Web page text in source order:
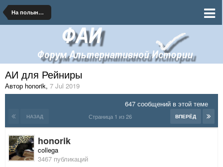
На полынных тропинках далеких планет
АИ для Рейниры
Автор honorik, 7 Jul 2019
647 сообщений в этой теме
НАЗАД ВПЕРЁД
Страница 1 из 26
honorik
collega
3467 публикаций